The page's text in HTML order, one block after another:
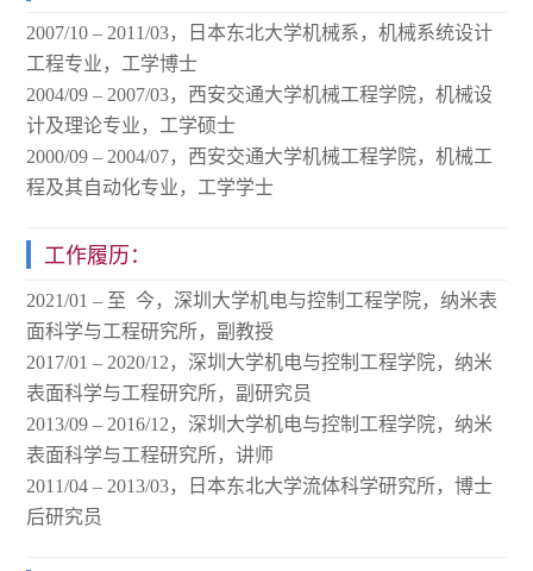
2007/10 – 2011/03，日本东北大学机械系，机械系统设计
工程专业，工学博士
2004/09 – 2007/03，西安交通大学机械工程学院，机械设
计及理论专业，工学硕士
2000/09 – 2004/07，西安交通大学机械工程学院，机械工
程及其自动化专业，工学学士
工作履历：
2021/01 – 至 今，深圳大学机电与控制工程学院，纳米表
面科学与工程研究所，副教授
2017/01 – 2020/12，深圳大学机电与控制工程学院，纳米
表面科学与工程研究所，副研究员
2013/09 – 2016/12，深圳大学机电与控制工程学院，纳米
表面科学与工程研究所，讲师
2011/04 – 2013/03，日本东北大学流体科学研究所，博士
后研究员